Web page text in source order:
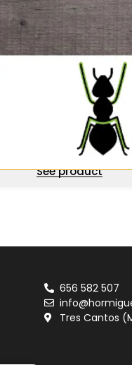
Antmeta H8x4 PVA
12,45€ (IVA incl.)
See product
656 582 507
Tres Cantos